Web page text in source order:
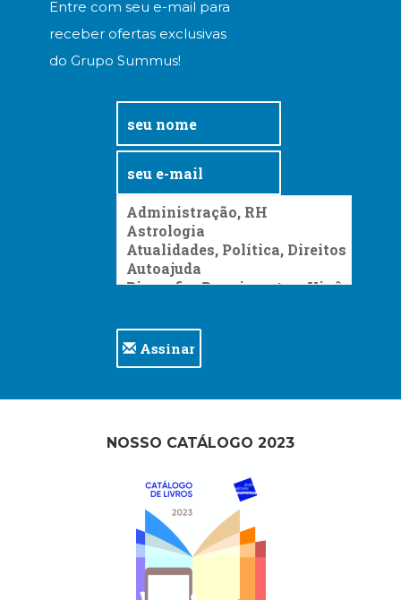
Entre com seu e-mail para
receber ofertas exclusivas
do Grupo Summus!
Assinar
NOSSO CATÁLOGO 2023